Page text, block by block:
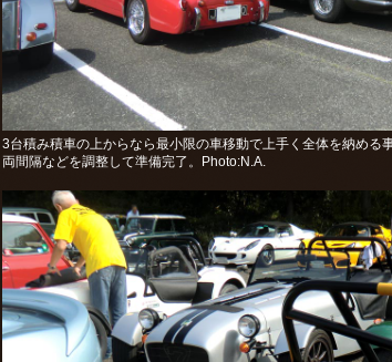
3台積み積車の上からなら最小限の車移動で上手く全体を納める
両間隔などを調整して準備完了。Photo:N.A.